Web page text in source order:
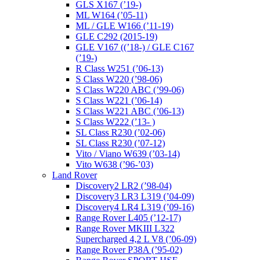
GLS X167 (’19-)
ML W164 (’05-11)
ML / GLE W166 (’11-19)
GLE C292 (2015-19)
GLE V167 ((’18-) / GLE C167
(’19-)
R Class W251 (’06-13)
S Class W220 (’98-06)
S Class W220 ABC (’99-06)
S Class W221 (’06-14)
S Class W221 ABC (’06-13)
S Class W222 (’13- )
SL Class R230 (’02-06)
SL Class R230 (’07-12)
Vito / Viano W639 (’03-14)
Vito W638 (’96-’03)
Land Rover
Discovery2 LR2 (’98-04)
Discovery3 LR3 L319 (’04-09)
Discovery4 LR4 L319 (’09-16)
Range Rover L405 (’12-17)
Range Rover MKIII L322
Supercharged 4,2 L V8 (’06-09)
Range Rover P38A (’95-02)